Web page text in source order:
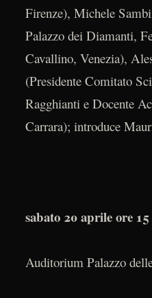
Firenze), Michele
Palazzo dei Diamanti,
Cavallino, Venezia),
(Presidente Comitato
Ragghianti e Docente
Carrara); introduce
sabato 20 aprile ore 15
Auditorium Palazzo